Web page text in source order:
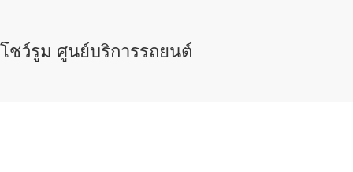
โชว์รูม ศูนย์บริการรถยนต์